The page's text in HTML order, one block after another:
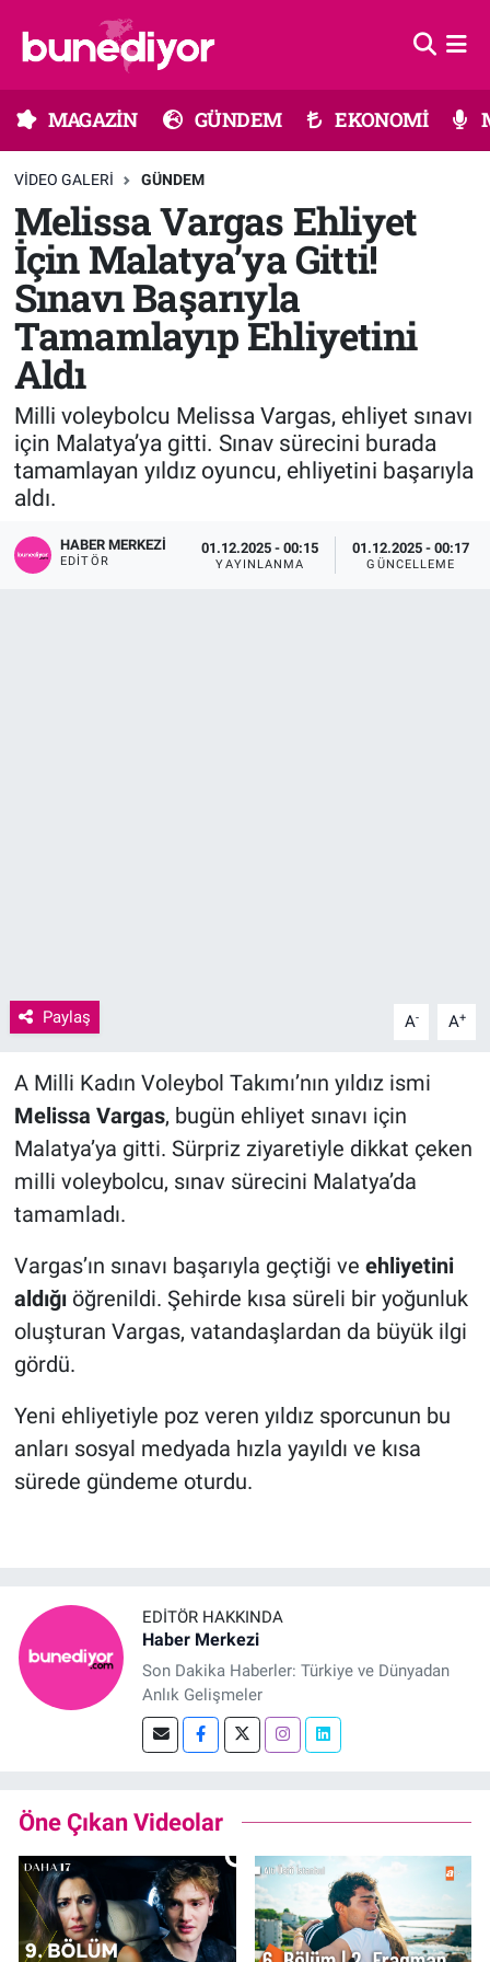
MAGAZİN GÜNDEM EKONOMİ
VIDEO GALERI GÜNDEM
Melissa Vargas Ehliyet
İçin Malatya’ya Gitti!
Sınavı Başarıyla
Tamamlayıp Ehliyetini
Aldı
Milli voleybolcu Melissa Vargas, ehliyet sınavı
için Malatya’ya gitti. Sınav sürecini burada
tamamlayan yıldız oyuncu, ehliyetini başarıyla
aldı.
HABER MERKEZI
EDITÖR
01.12.2025 - 00:15
YAYINLANMA
01.12.2025 - 00:17
GÜNCELLEME
Paylaş A- A+
A Milli Kadın Voleybol Takımı’nın yıldız ismi
Melissa Vargas, bugün ehliyet sınavı için
Malatya’ya gitti. Sürpriz ziyaretiyle dikkat çeken
milli voleybolcu, sınav sürecini Malatya’da
tamamladı.
Vargas’ın sınavı başarıyla geçtiği ve ehliyetini
aldığıöğrenildi. Şehirde kısa süreli bir yoğunluk
oluşturan Vargas, vatandaşlardan da büyük ilgi
gördü.
Yeni ehliyetiyle poz veren yıldız sporcunun bu
anları sosyal medyada hızla yayıldı ve kısa
sürede gündeme oturdu.
EDITÖR HAKKINDA
Haber Merkezi
Son Dakika Haberler: Türkiye ve Dünyadan
Anlık Gelişmeler
Öne Çıkan Videolar
Gündem
Moda
Kültür Sanat
Magazin
Müzik
MÜZİK
MODA
SAĞLIK
TEKNOLOJİ
TV MEDYA
Tüm Manşetler
Son Dakika Haberleri
Haber Arşivi